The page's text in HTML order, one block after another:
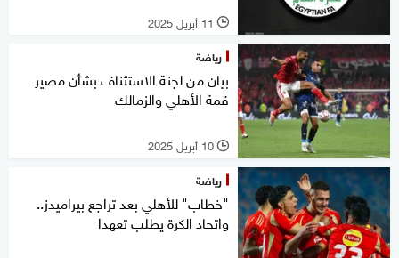
l 11 أبريل 2025
رياضة
بيان من لجنة الاستئناف بشأن مصير
قمة الأهلي والزمالك
l 10 أبريل 2025
رياضة
"خطاب" للأهلي بعد تراجع بيراميدز..
واتحاد الكرة يطلب تعهدا